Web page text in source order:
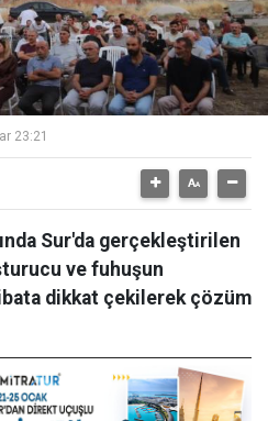
23:21
Sur'da gerçekleştirilen
ve fuhuşun
dikkat çekilerek çözüm